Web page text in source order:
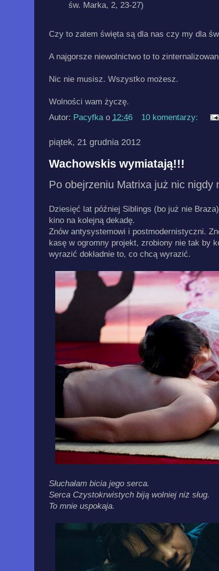
św. Marka, 2, 23-27)
Czy to zatem święta są dla nas czy my dla
A najgorsze niewolnictwo to to
Nic nie musisz. Wszystko możesz.
Wolności wam życzę.
Autor: Pacyfka o 12:46 10 komentarzy:
piątek, 21 grudnia 2012
Wachowskis wymiatają!!!
Po obejrzeniu Matrixa już nic nigdy
Dziesięć lat później Siblings (bo już nie
kino na kolejną dekadę.
Znów antysystemowi i postmodernistyczni.
kasę w ogromny projekt, zrobiony nie tak by
wyrazić dokładnie to, co chcą wyrazić.
Słuchałam bicia jego serca.
Serca Czystokrwistych biją wolniej niż sług.
To mnie uspokaja.